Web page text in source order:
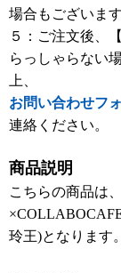
場合もございます
５：ご注文後、
らっしゃらない
上、
お問い合わせフ
連絡ください。
商品説明
こちらの商品は
玲王)となります。